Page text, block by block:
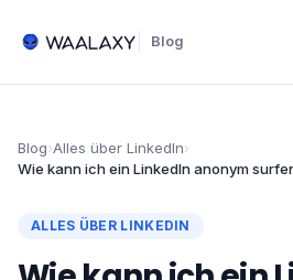
Blog
Blog›Alles über LinkedIn›
Wie kann ich ein LinkedIn anonym
ALLES ÜBER LINKEDIN